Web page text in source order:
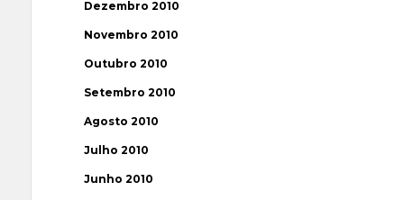
Dezembro 2010
Novembro 2010
Outubro 2010
Setembro 2010
Agosto 2010
Julho 2010
Junho 2010